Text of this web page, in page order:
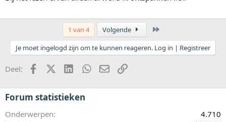
1 van 4 Volgende
Je moet ingelogd zijn om te kunnen reageren. Log in | Registreer
Deel: FacebookX (Twitter)LinkedInWhatsApp
E-mailkoppeling
Forum statistieken
Onderwerpen
4.710